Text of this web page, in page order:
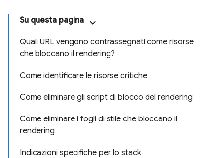
Su questa pagina
Quali URL vengono contrassegnati come risorse
che bloccano il rendering?
Come identificare le risorse critiche
Come eliminare gli script di blocco del rendering
Come eliminare i fogli di stile che bloccano il
rendering
Indicazioni specifiche per lo stack